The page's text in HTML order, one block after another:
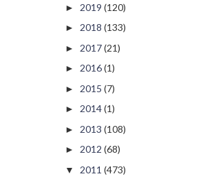
► 2019 (120)
► 2018 (133)
► 2017(21)
► 2016(1)
► 2015 (7)
► 2014(1)
► 2013 (108)
► 2012 (68)
▼ 2011 (473)